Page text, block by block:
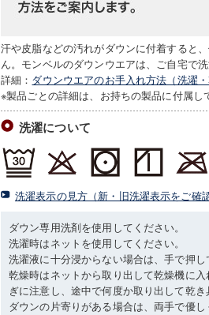
汗や皮脂などの汚れがダウンに付着すると
ん。モンベルのダウンウエアは、ご自宅で
詳細： ダウンウエアのお手入れ方法（洗濯・
※製品ごとの詳細は、お持ちの製品に付属し
洗濯について
洗濯表示の見方（新・旧洗濯表示をご確
ダウン専用洗剤を使用してください。
洗濯時はネットを使用してください。
洗濯液に十分浸からない場合は、手で押し
乾燥時はネットから取り出して乾燥機に
ぎに注意し、途中で何度か取り出して乾
ダウンの片寄りがある場合は、両手で優